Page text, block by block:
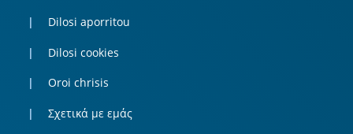
Dilosi aporritou
Dilosi cookies
Oroi chrisis
Σχετικά με εμάς